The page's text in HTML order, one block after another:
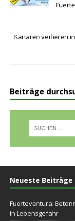
Kanaren verlieren
Beiträge
Neueste Beiträge
Fuerteventura:
in Lebensgefahr